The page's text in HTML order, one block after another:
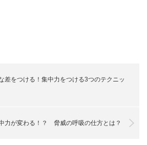
差をつける！集中力をつける3つのテクニッ
力が変わる！？ 脅威の呼吸の仕方とは？